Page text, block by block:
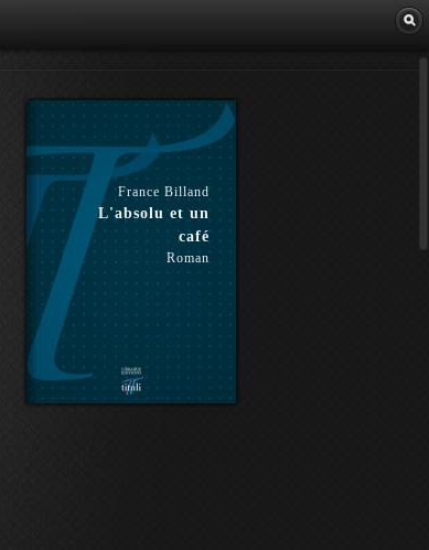
France Billand
L'absolu et un
café
Roman